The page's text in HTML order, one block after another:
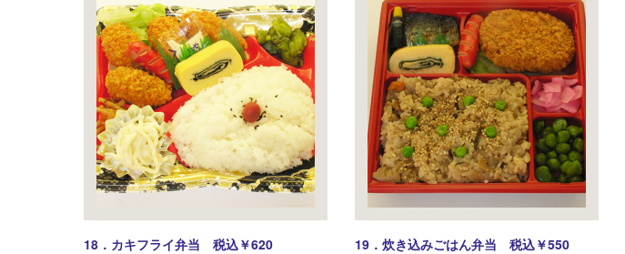
18．カキフライ弁当 税込￥620 19．炊き込みごはん弁当 税込￥550